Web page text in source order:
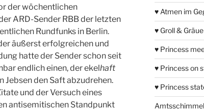
der wöchentlichen
ARD-Sender RBB der letzten
Rundfunks in Berlin.
äußerst erfolgreichen und
hatte der Sender schon seit
endlich einen, der ekelhaft
Jebsen den Saft abzudrehen.
und der Versuch eines
antisemitischen Standpunkt
♥ Atmen im
♥ Groll &
♥ Princess
♥ Princess on
♥ Princess
Amtsschimmel